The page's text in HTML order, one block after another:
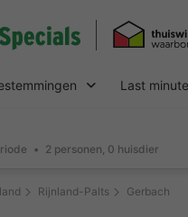
Last
2 personen, 0 huisdier
Rijnland-Palts Gerbach